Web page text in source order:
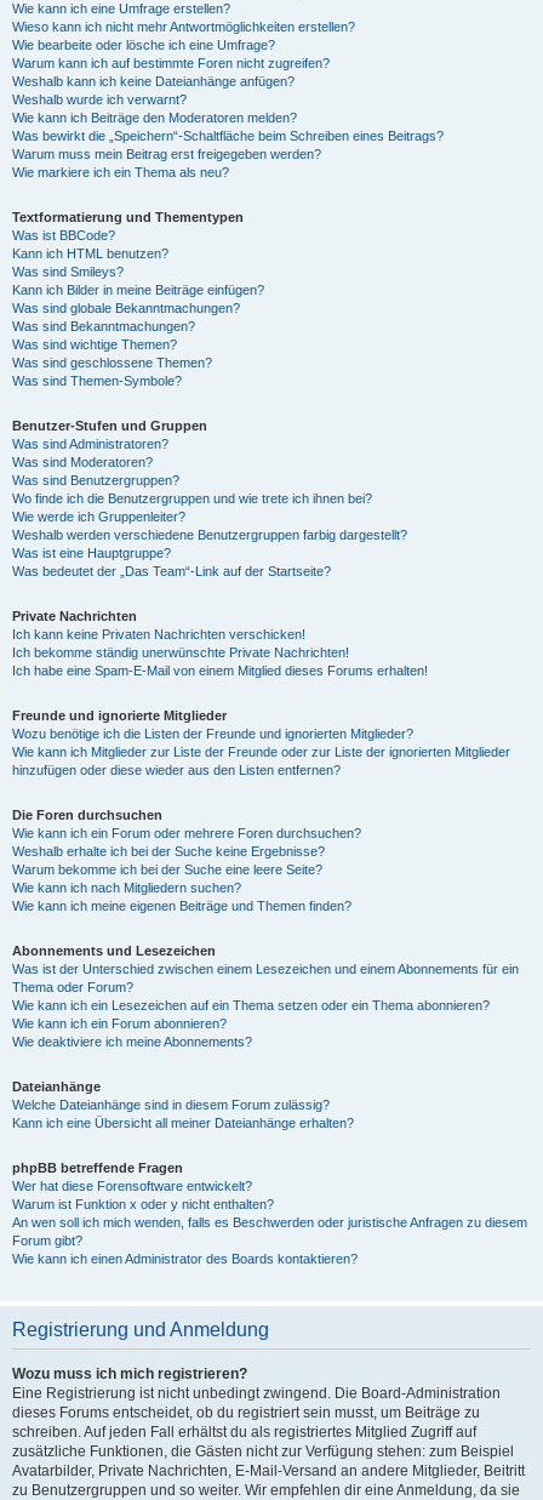
Wie kann ich eine Umfrage erstellen?
Wieso kann ich nicht mehr Antwortmöglichkeiten erstellen?
Wie bearbeite oder lösche ich eine Umfrage?
Warum kann ich auf bestimmte Foren nicht zugreifen?
Weshalb kann ich keine Dateianhänge anfügen?
Weshalb wurde ich verwarnt?
Wie kann ich Beiträge den Moderatoren melden?
Was bewirkt die „Speichern“-Schaltfläche beim Schreiben eines Beitrags?
Warum muss mein Beitrag erst freigegeben werden?
Wie markiere ich ein Thema als neu?
Textformatierung und Thementypen
Was ist BBCode?
Kann ich HTML benutzen?
Was sind Smileys?
Kann ich Bilder in meine Beiträge einfügen?
Was sind globale Bekanntmachungen?
Was sind Bekanntmachungen?
Was sind wichtige Themen?
Was sind geschlossene Themen?
Was sind Themen-Symbole?
Benutzer-Stufen und Gruppen
Was sind Administratoren?
Was sind Moderatoren?
Was sind Benutzergruppen?
Wo finde ich die Benutzergruppen und wie trete ich ihnen bei?
Wie werde ich Gruppenleiter?
Weshalb werden verschiedene Benutzergruppen farbig dargestellt?
Was ist eine Hauptgruppe?
Was bedeutet der „Das Team“-Link auf der Startseite?
Private Nachrichten
Ich kann keine Privaten Nachrichten verschicken!
Ich bekomme ständig unerwünschte Private Nachrichten!
Ich habe eine Spam-E-Mail von einem Mitglied dieses Forums erhalten!
Freunde und ignorierte Mitglieder
Wozu benötige ich die Listen der Freunde und ignorierten Mitglieder?
Wie kann ich Mitglieder zur Liste der Freunde oder zur Liste der ignorierten Mitglieder
hinzufügen oder diese wieder aus den Listen entfernen?
Die Foren durchsuchen
Wie kann ich ein Forum oder mehrere Foren durchsuchen?
Weshalb erhalte ich bei der Suche keine Ergebnisse?
Warum bekomme ich bei der Suche eine leere Seite?
Wie kann ich nach Mitgliedern suchen?
Wie kann ich meine eigenen Beiträge und Themen finden?
Abonnements und Lesezeichen
Was ist der Unterschied zwischen einem Lesezeichen und einem Abonnements für ein
Thema oder Forum?
Wie kann ich ein Lesezeichen auf ein Thema setzen oder ein Thema abonnieren?
Wie kann ich ein Forum abonnieren?
Wie deaktiviere ich meine Abonnements?
Dateianhänge
Welche Dateianhänge sind in diesem Forum zulässig?
Kann ich eine Übersicht all meiner Dateianhänge erhalten?
phpBB betreffende Fragen
Wer hat diese Forensoftware entwickelt?
Warum ist Funktion x oder y nicht enthalten?
An wen soll ich mich wenden, falls es Beschwerden oder juristische Anfragen zu diesem
Forum gibt?
Wie kann ich einen Administrator des Boards kontaktieren?
Registrierung und Anmeldung
Wozu muss ich mich registrieren?
Eine Registrierung ist nicht unbedingt zwingend. Die Board-Administration
dieses Forums entscheidet, ob du registriert sein musst, um Beiträge zu
schreiben. Auf jeden Fall erhältst du als registriertes Mitglied Zugriff auf
zusätzliche Funktionen, die Gästen nicht zur Verfügung stehen: zum Beispiel
Avatarbilder, Private Nachrichten, E-Mail-Versand an andere Mitglieder, Beitritt
zu Benutzergruppen und so weiter. Wir empfehlen dir eine Anmeldung, da sie